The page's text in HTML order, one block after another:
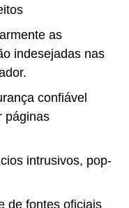
as
indesejadas nas
confiável
páginas
intrusivos, pop-
de fontes oficiais